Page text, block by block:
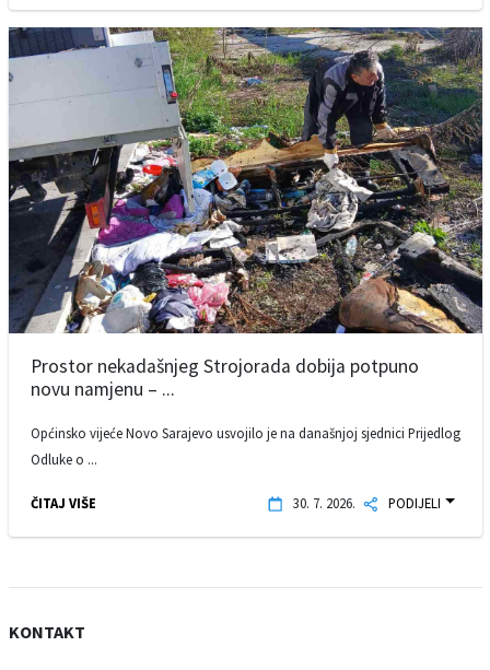
Prostor nekadašnjeg Strojorada dobija potpuno
novu namjenu – ...
Općinsko vijeće Novo Sarajevo usvojilo je na današnjoj sjednici Prijedlog
Odluke o ...
ČITAJ VIŠE 30. 7. 2026. PODIJELI
KONTAKT